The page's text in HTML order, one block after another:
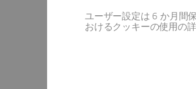
を用いて、左
ユーザー設定は 6 か月間
おけるクッキーの使用の